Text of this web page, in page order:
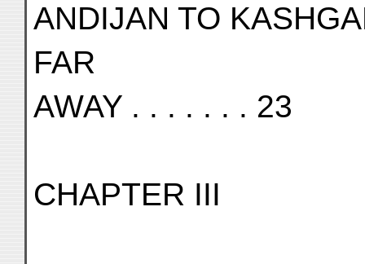
ANDIJAN TO
FAR
AWAY . . . . . . . 23
CHAPTER III